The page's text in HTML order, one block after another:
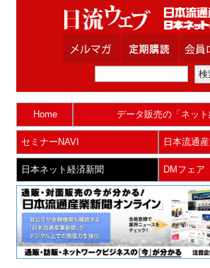
Home データ販売の「ネット
セミナーNAVI 日本流通
日本ネット経済新聞 DMフェア